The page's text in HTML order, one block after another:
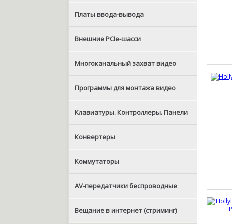
Платы ввода-вывода
Внешние PCIe-шасси
Многоканальный захват видео
Программы для монтажа видео
Клавиатуры. Контроллеры. Панели
Конвертеры
Коммутаторы
AV-передатчики беспроводные
Вещание в интернет (стриминг)